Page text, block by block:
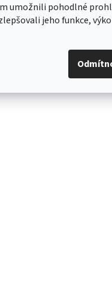
umožnili pohodlné
jeho funkce,